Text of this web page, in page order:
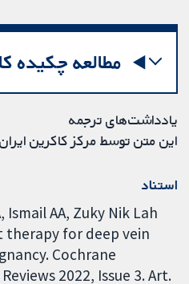
مطالعه چکیده
یادداشت‌های ترجمه
این متن توسط مرکز کاکرین
استناد
Ismail AA, Zuky Nik Lah
therapy for deep vein
Cochrane
2022, Issue 3. Art.